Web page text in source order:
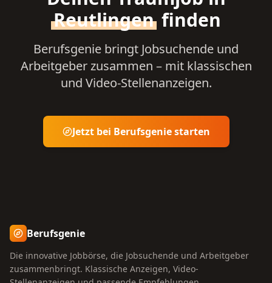
Reutlingen finden
Berufsgenie bringt Jobsuchende und
Arbeitgeber zusammen – mit klassischen
und Video-Stellenanzeigen.
Jetzt bei Berufsgenie starten
Berufsgenie
Die innovative Jobbörse, die Jobsuchende und Arbeitgeber
zusammenbringt. Klassische Anzeigen, Video-